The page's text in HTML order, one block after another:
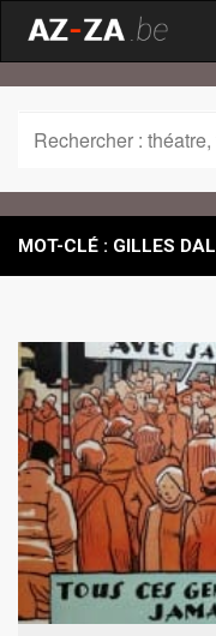
MOT-CLÉ : GILLES DAL